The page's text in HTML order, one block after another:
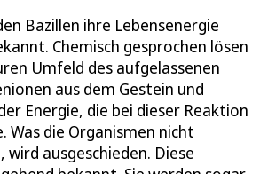
Bazillen ihre Lebensenergie
Chemisch gesprochen lösen
Umfeld des aufgelassenen
aus dem Gestein und
Energie, die bei dieser Reaktion
Was die Organismen nicht
ausgeschieden. Diese